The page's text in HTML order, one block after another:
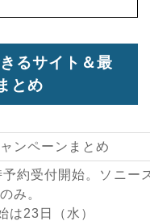
るサイト＆最
とめ
ンペーンまとめ
約受付開始。ソニー
み。
は23日（水）